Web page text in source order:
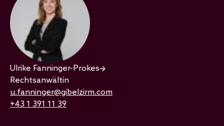
Ulrike Fanninger-Prokes
Rechtsanwältin
u.fanninger@gibelzirm.com
+43 1 391 11 39